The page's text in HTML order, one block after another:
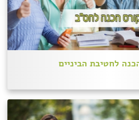
לחטיבת הביניים